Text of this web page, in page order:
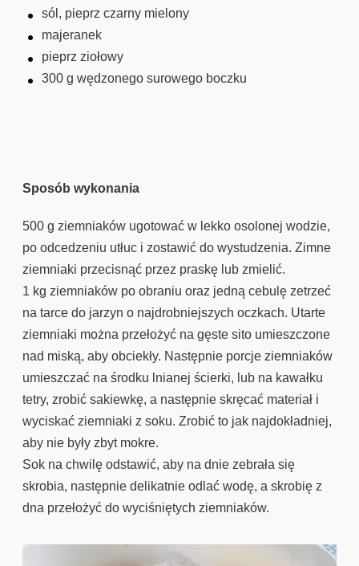
sól, pieprz czarny mielony
majeranek
pieprz ziołowy
300 g wędzonego surowego boczku
Sposób wykonania
500 g ziemniaków ugotować w lekko osolonej wodzie,
po odcedzeniu utłuc i zostawić do wystudzenia. Zimne
ziemniaki przecisnąć przez praskę lub zmielić.
1 kg ziemniaków po obraniu oraz jedną cebulę zetrzeć
na tarce do jarzyn o najdrobniejszych oczkach. Utarte
ziemniaki można przełożyć na gęste sito umieszczone
nad miską, aby obciekły. Następnie porcje ziemniaków
umieszczać na środku lnianej ścierki, lub na kawałku
tetry, zrobić sakiewkę, a następnie skręcać materiał i
wyciskać ziemniaki z soku. Zrobić to jak najdokładniej,
aby nie były zbyt mokre.
Sok na chwilę odstawić, aby na dnie zebrała się
skrobia, następnie delikatnie odlać wodę, a skrobię z
dna przełożyć do wyciśniętych ziemniaków.